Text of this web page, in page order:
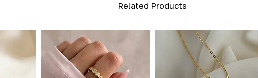
Related Products